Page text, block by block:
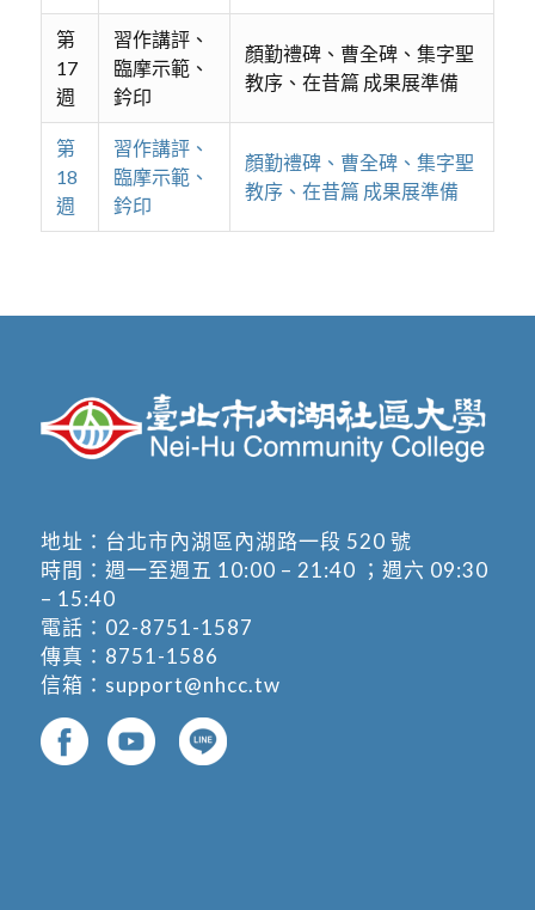
第
17
週
習作講評、
臨摩示範、
鈐印
顏勤禮碑、曹全碑、集字聖
教序、在昔篇 成果展準備
第
18
週
習作講評、
臨摩示範、
鈐印
顏勤禮碑、曹全碑、集字聖
教序、在昔篇 成果展準備
地址： 台北市內湖區內湖路一段 520 號
時間：週一至週五 10:00 – 21:40 ；週六 09:30
– 15:40
電話： 02-8751-1587
傳真：8751-1586
信箱： support@nhcc.tw